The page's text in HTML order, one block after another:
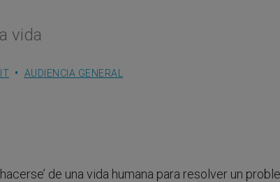
vida
AUDIENCIA GENERAL
de una vida humana para resolver un